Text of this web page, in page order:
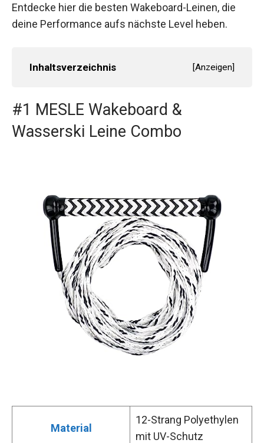
Entdecke hier die besten Wakeboard-Leinen, die
deine Performance aufs nächste Level heben.
Inhaltsverzeichnis [Anzeigen]
#1 MESLE Wakeboard &
Wasserski Leine Combo
Material
12-Strang Polyethylen
mit UV-Schutz